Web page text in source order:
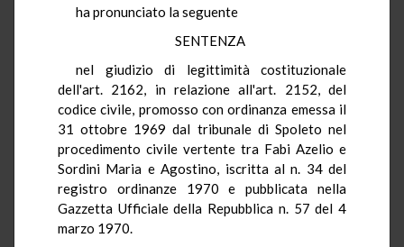
ha pronunciato la seguente
SENTENZA
nel giudizio di legittimità costituzionale
dell'art. 2162, in relazione all'art. 2152, del
codice civile, promosso con ordinanza emessa il
31 ottobre 1969 dal tribunale di Spoleto nel
procedimento civile vertente tra Fabi Azelio e
Sordini Maria e Agostino, iscritta al n. 34 del
registro ordinanze 1970 e pubblicata nella
Gazzetta Ufficiale della Repubblica n. 57 del 4
marzo 1970.